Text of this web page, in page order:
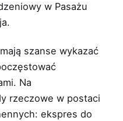
w Pasażu
szanse wykazać
Na
rzeczowe w postaci
ekspres do